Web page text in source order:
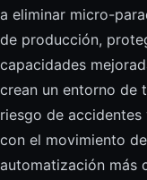
a eliminar micro-
de producción,
capacidades
crean un entorno de
riesgo de
con el movimiento
automatización más